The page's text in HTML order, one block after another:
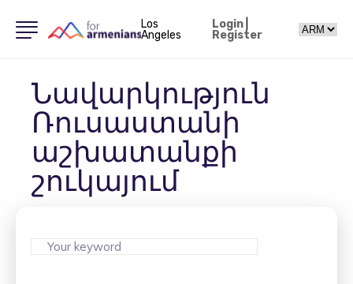
Los
Angeles
Login|
Register
Նավարկություն
Ռուսաստանի
աշխատանքի
շուկայում